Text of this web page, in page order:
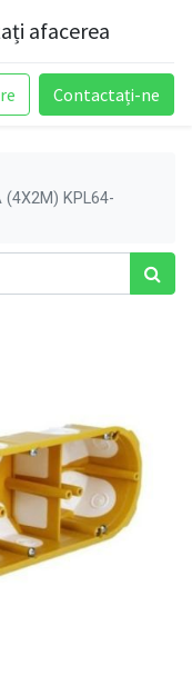
afacerea
Contactați-ne
(4X2M) KPL64-